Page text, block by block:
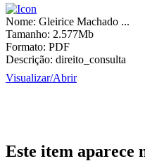
Nome: Gleirice Machado ...
Tamanho: 2.577Mb
Formato: PDF
Descrição: direito_consulta
Visualizar/Abrir
Este item aparece